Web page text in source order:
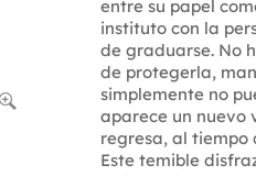
entre su papel
instituto con la
de graduarse. No
de protegerla,
simplemente no
aparece un nuevo
regresa, al tiempo
Este temible